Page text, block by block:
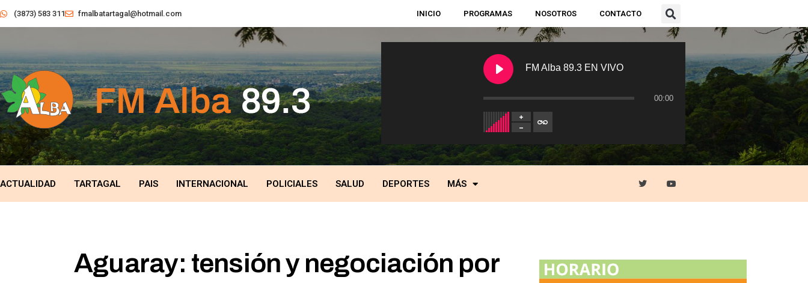
(3873) 583 311 fmalbatartagal@hotmail.com INICIO PROGRAMAS NOSOTROS CONTACTO
FM Alba 89.3 EN VIVO
00:00
ACTUALIDAD TARTAGAL PAIS INTERNACIONAL POLICIALES SALUD DEPORTES MÁS
Aguaray: tensión y negociación por